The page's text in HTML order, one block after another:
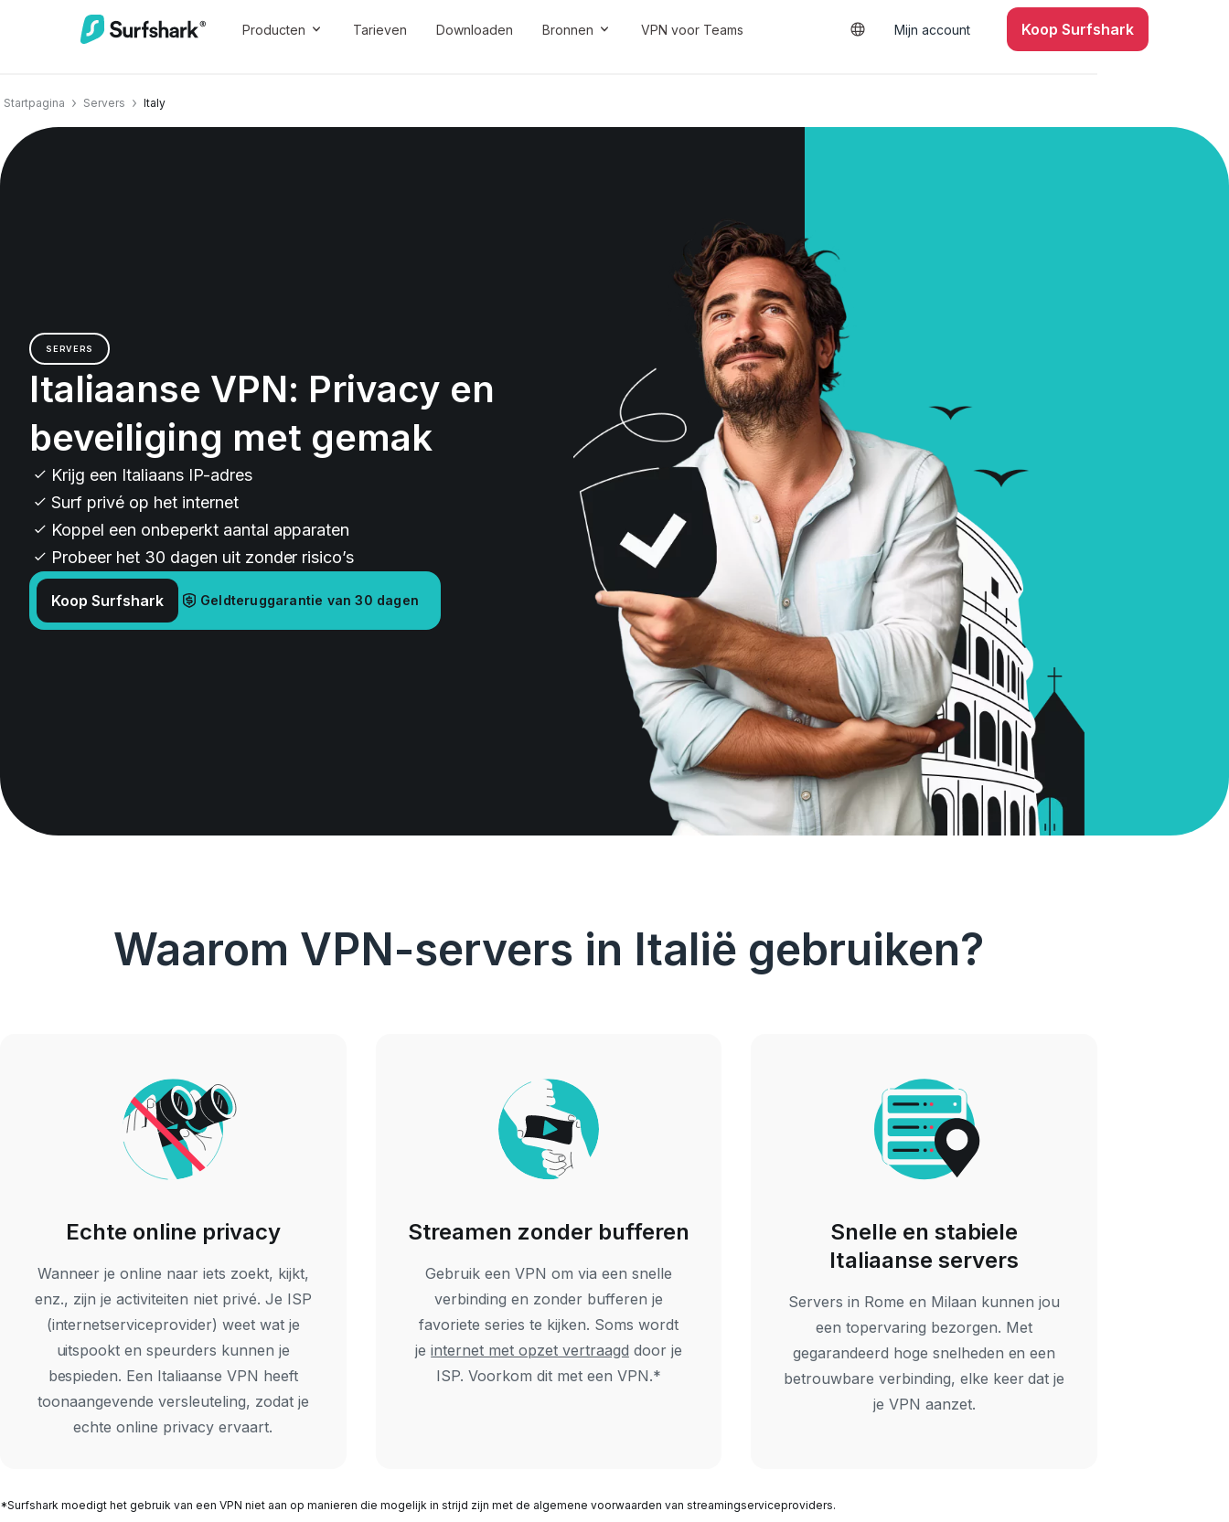
Producten Tarieven Downloaden Bronnen VPN voor Teams Mijn account Koop Surfshark
Startpagina Servers Italy
SERVERS
Italiaanse VPN: Privacy en
beveiliging met gemak
Krijg een Italiaans IP-adres
Surf privé op het internet
Koppel een onbeperkt aantal apparaten
Probeer het 30 dagen uit zonder risico’s
Koop Surfshark Geldteruggarantie van 30 dagen
Waarom VPN-servers in Italië gebruiken?
Echte online privacy
Wanneer je online naar iets zoekt, kijkt,
enz., zijn je activiteiten niet privé. Je ISP
(internetserviceprovider) weet wat je
uitspookt en speurders kunnen je
bespieden. Een Italiaanse VPN heeft
toonaangevende versleuteling, zodat je
echte online privacy ervaart.
Streamen zonder bufferen
Gebruik een VPN om via een snelle
verbinding en zonder bufferen je
favoriete series te kijken. Soms wordt
jeinternet met opzet vertraagd door je
ISP. Voorkom dit met een VPN.*
Snelle en stabiele
Italiaanse servers
Servers in Rome en Milaan kunnen jou
een topervaring bezorgen. Met
gegarandeerd hoge snelheden en een
betrouwbare verbinding, elke keer dat je
je VPN aanzet.
*Surfshark moedigt het gebruik van een VPN niet aan op manieren die mogelijk in strijd zijn met de algemene voorwaarden van streamingserviceproviders.